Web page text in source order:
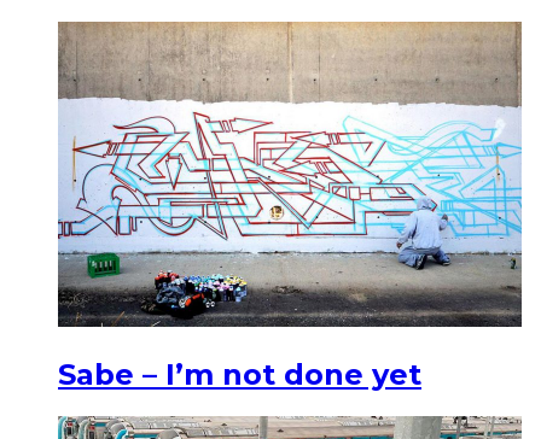
Sabe – I’m not done yet